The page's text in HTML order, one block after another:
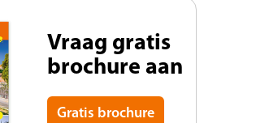
Vraag gratis
brochure aan
Gratis brochure